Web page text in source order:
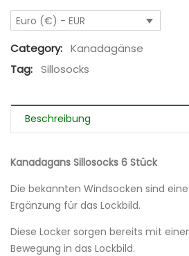
Euro (€) - EUR
Category: Kanadagänse
Tag: Sillosocks
Beschreibung
Kanadagans Sillosocks 6 Stück
Die bekannten Windsocken sind
Ergänzung für das Lockbild.
Diese Locker sorgen bereits mit
Bewegung in das Lockbild.